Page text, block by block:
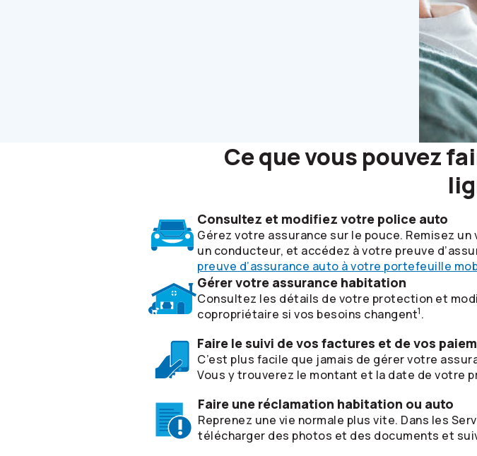
Ce que vous pouvez
Consultez et modifiez votre police auto
Gérez votre assurance sur le pouce. Remisez
un conducteur, et accédez à votre preuve
preuve d’assurance auto à votre portefeuille
Gérer votre assurance habitation
Consultez les détails de votre protection et
copropriétaire si vos besoins changent1.
Faire le suivi de vos factures et de vos
C’est plus facile que jamais de gérer votre
Vous y trouverez le montant et la date de votre
Faire une réclamation habitation ou auto
Reprenez une vie normale plus vite. Dans les
télécharger des photos et des documents et